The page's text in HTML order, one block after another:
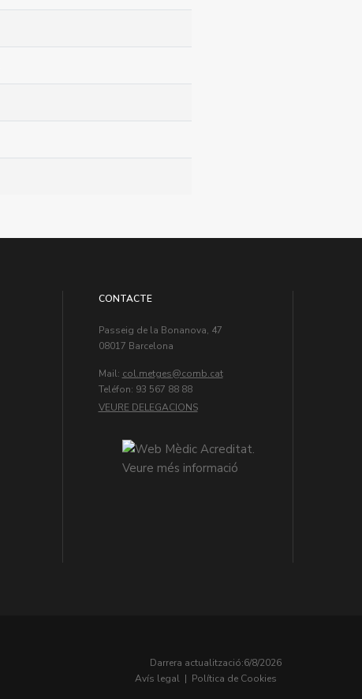
CONTACTE
Passeig de la Bonanova, 47
08017 Barcelona
Mail: col.metges
Teléfon: 93 567 88 88
VEURE DELEGACIONS
Darrera actualització:6/8/2026
Avís legal | Política de Cookies